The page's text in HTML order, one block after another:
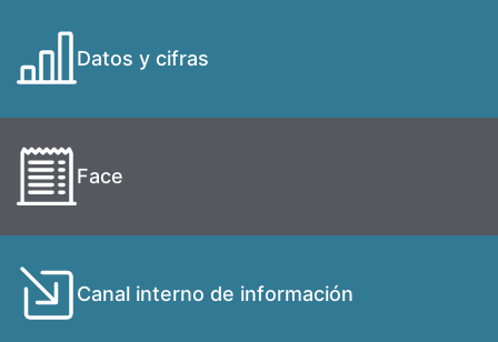
Datos y cifras
Face
Canal interno de información